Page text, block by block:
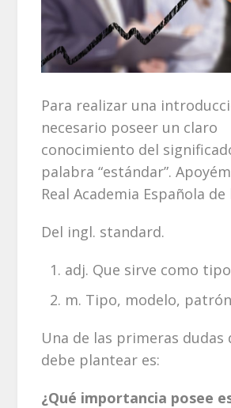
Para realizar una
necesario poseer un claro
conocimiento del
palabra “estándar”.
Real Academia Española
Del ingl. standard.
adj. Que sirve como
m. Tipo, modelo,
Una de las primeras dudas
debe plantear es:
¿Qué importancia posee